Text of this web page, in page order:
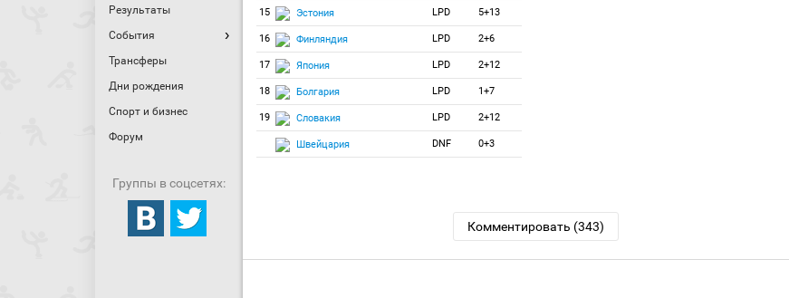
Результаты
События
Трансферы
Дни рождения
Спорт и бизнес
Форум
Группы в соцсетях:
15 Эстония LPD 5+13
16 Финляндия LPD 2+6
17 Япония LPD 2+12
18 Болгария LPD 1+7
19 Словакия LPD 2+12
Швейцария DNF 0+3
Комментировать (343)